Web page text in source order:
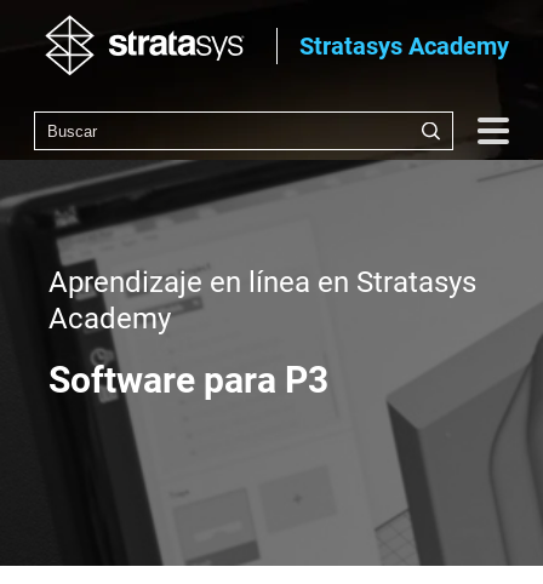
Stratasys Academy
Aprendizaje en línea en Stratasys
Academy
Software para P3